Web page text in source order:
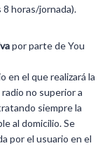
8 horas/jornada).
por parte de You
en el que realizará la
no superior a
siempre la
al domicilio. Se
por el usuario en el